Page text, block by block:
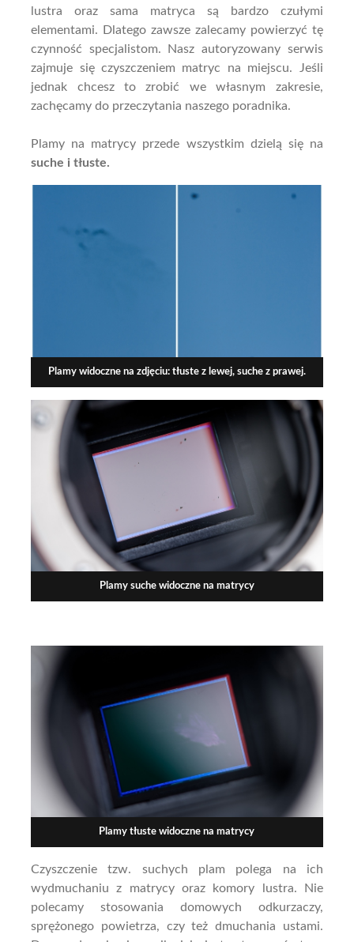
lustra oraz sama matryca są bardzo czułymi
elementami. Dlatego zawsze zalecamy powierzyć tę
czynność specjalistom. Nasz autoryzowany serwis
zajmuje się czyszczeniem matryc na miejscu. Jeśli
jednak chcesz to zrobić we własnym zakresie,
zachęcamy do przeczytania naszego poradnika.
Plamy na matrycy przede wszystkim dzielą się na
suche i tłuste.
Plamy widoczne na zdjęciu: tłuste z lewej, suche z prawej.
Plamy suche widoczne na matrycy
Plamy tłuste widoczne na matrycy
Czyszczenie tzw. suchych plam polega na ich
wydmuchaniu z matrycy oraz komory lustra. Nie
polecamy stosowania domowych odkurzaczy,
sprężonego powietrza, czy też dmuchania ustami.